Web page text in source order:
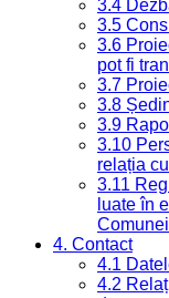
3.4
3.5
3.6
pot fi
3.7
3.8
3.9
3.10
relația
3.11
luate în
Comunei
4. Contact
4.1
4.2